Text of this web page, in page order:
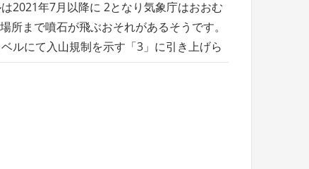
2021年7月以降に 2となり気象庁はおおむ
まで噴石が飛ぶおそれがあるそうです。
ルにて入山規制を示す「3」に引き上げら